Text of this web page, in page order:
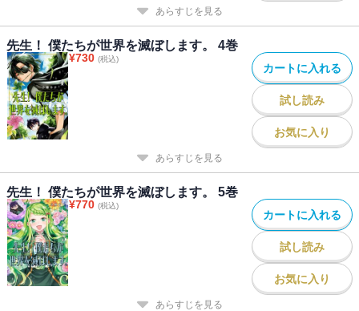
あらすじを見る
先生！ 僕たちが世界を滅ぼします。 4巻
¥730 (税込)
カートに入れる
試し読み
お気に入り
あらすじを見る
先生！ 僕たちが世界を滅ぼします。 5巻
¥770 (税込)
カートに入れる
試し読み
お気に入り
あらすじを見る